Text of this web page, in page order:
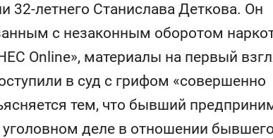
32-летнего Станислава Деткова. Он
с незаконным оборотом
Online», материалы на первый
в суд с грифом «совершенно
тем, что бывший
деле в отношении бывшего
Рекомендуем
Мексика, рок-концерт
и вагон с чак-чаком: как
в Менделеевске прошла
«Гонка Героев»
30